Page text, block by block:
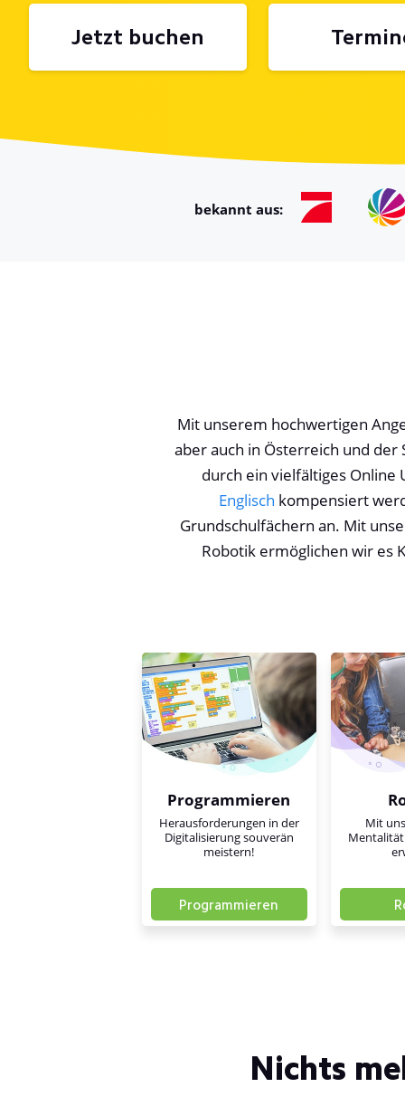
Jetzt buchen
bekannt aus:
Mit unserem hochwertigen
aber auch in Österreich und der
durch ein vielfältiges Online
Englisch kompensiert
Grundschulfächern an. Mit
Robotik ermöglichen wir es
Programmieren
Herausforderungen in der
Digitalisierung souverän
meistern!
Programmieren
Mit
Nichts